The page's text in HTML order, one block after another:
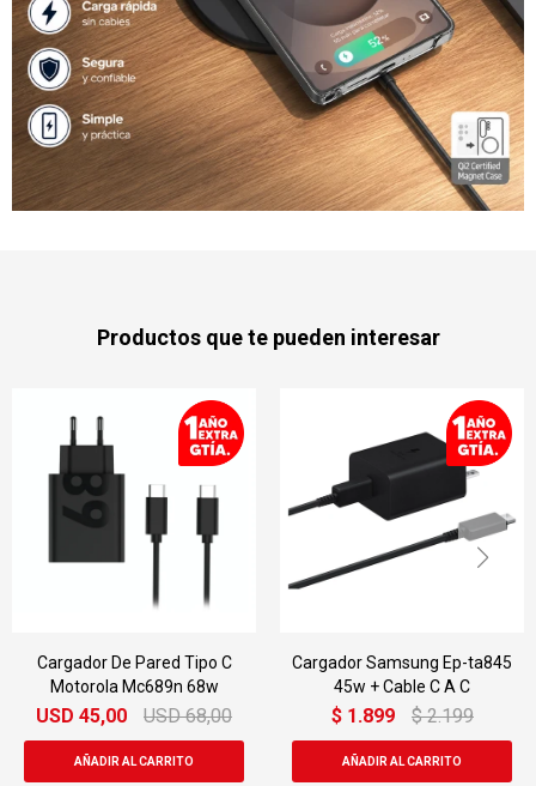
Productos que te pueden interesar
Cargador Samsung Ep-ta845
45w + Cable C A C
$ 1.899 $ 2.199
Protector De Silicona Para
Galaxy Z Flip6
USD 49,00 USD 69,00